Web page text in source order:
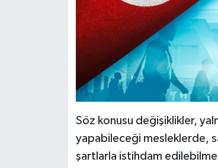
Söz konusu değişiklikler,
yapabileceği mesleklerde,
şartlarla istihdam